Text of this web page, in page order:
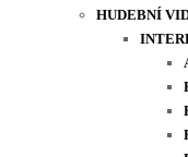
HUDEBNÍ